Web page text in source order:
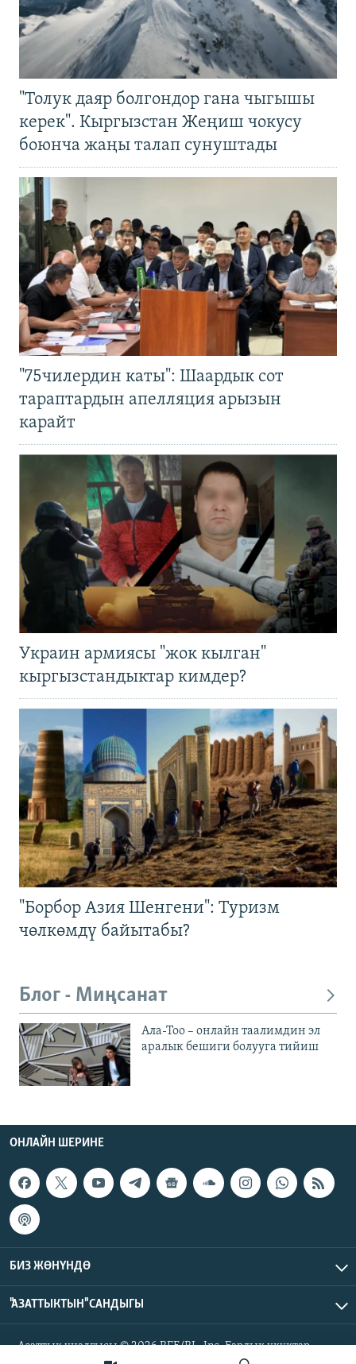
"Толук даяр болгондор гана чыгышы
керек". Кыргызстан Жеңиш чокусу
боюнча жаңы талап сунуштады
"75чилердин каты": Шаардык сот
тараптардын апелляция арызын
карайт
Украин армиясы "жок кылган"
кыргызстандыктар кимдер?
"Борбор Азия Шенгени": Туризм
чөлкөмдү байытабы?
Блог - Миңсанат
Ала-Тоо – онлайн таалимдин эл
аралык бешиги болууга тийиш
ОНЛАЙН ШЕРИНЕ
БИЗ ЖӨНҮНДӨ
"АЗАТТЫКТЫН" САНДЫГЫ
Азаттык үналгысы © 2026 RFE/RL, Inc. Бардык укуктар